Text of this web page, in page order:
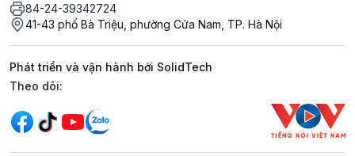
84-24-39342724
41-43 phố Bà Triệu, phường Cửa Nam, TP. Hà Nội
Phát triển và vận hành bởi SolidTech
Mạng xã hội
Theo dõi: